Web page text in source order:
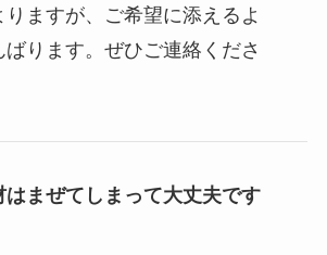
りますが、ご希望に添えるよ
ばります。ぜひご連絡くださ
はまぜてしまって大丈夫です